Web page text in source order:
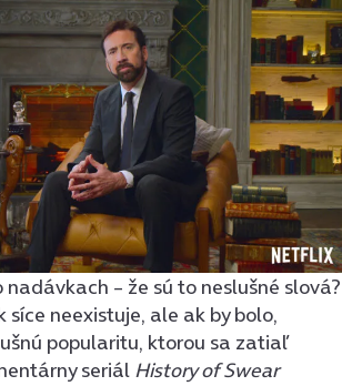
– že sú to neslušné slová?
neexistuje, ale ak by bolo,
popularitu, ktorou sa zatiaľ
seriál History of Swear